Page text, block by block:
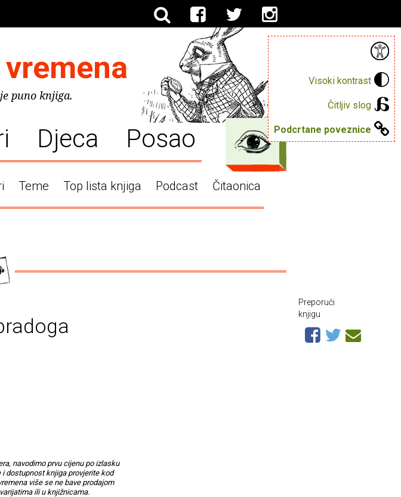
Visoki kontrast
Čitljiv slog
Podcrtane poveznice
puno knjiga.
Djeca Posao
Teme Top lista knjiga Podcast Čitaonica
navodimo prvu cijenu po izlasku
dostupnost knjiga provjerite kod
više se ne bave prodajom
ili u knjižnicama.
Preporuči
knjigu